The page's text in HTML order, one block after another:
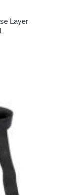
Layer